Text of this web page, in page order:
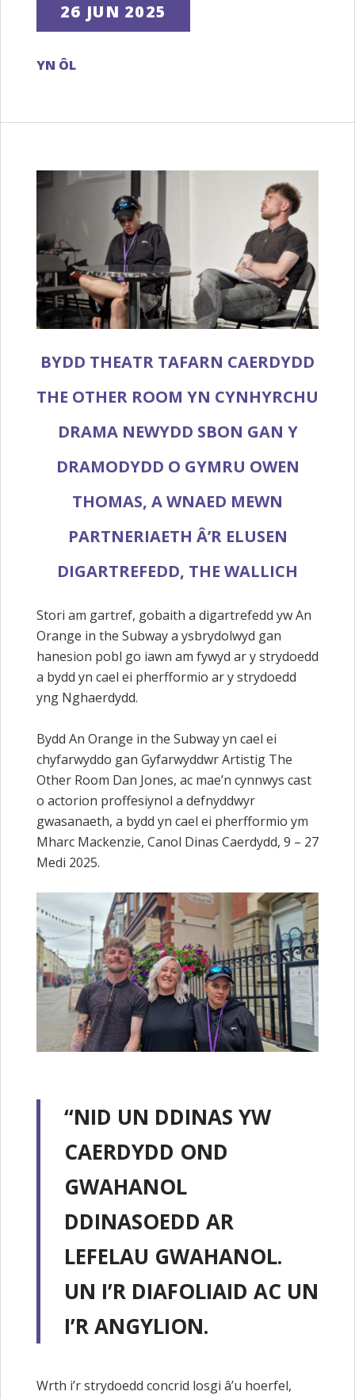
26 JUN 2025
YN ÔL
BYDD THEATR TAFARN CAERDYDD
THE OTHER ROOM YN CYNHYRCHU
DRAMA NEWYDD SBON GAN Y
DRAMODYDD O GYMRU OWEN
THOMAS, A WNAED MEWN
PARTNERIAETH Â’R ELUSEN
DIGARTREFEDD, THE WALLICH
Stori am gartref, gobaith a digartrefedd yw An
Orange in the Subway a ysbrydolwyd gan
hanesion pobl go iawn am fywyd ar y strydoedd
a bydd yn cael ei pherfformio ar y strydoedd
yng Nghaerdydd.
Bydd An Orange in the Subway yn cael ei
chyfarwyddo gan Gyfarwyddwr Artistig The
Other Room Dan Jones, ac mae’n cynnwys cast
o actorion proffesiynol a defnyddwyr
gwasanaeth, a bydd yn cael ei pherfformio ym
Mharc Mackenzie, Canol Dinas Caerdydd, 9 – 27
Medi 2025.
“NID UN DDINAS YW
CAERDYDD OND
GWAHANOL
DDINASOEDD AR
LEFELAU GWAHANOL.
UN I’R DIAFOLIAID AC UN
I’R ANGYLION.
Wrth i’r strydoedd concrid losgi â’u hoerfel,